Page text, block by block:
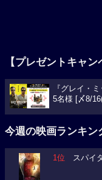
【プレゼントキャン
『グレイ・
5名様 [〆8/
今週の映画ランキン
1位 スパイ